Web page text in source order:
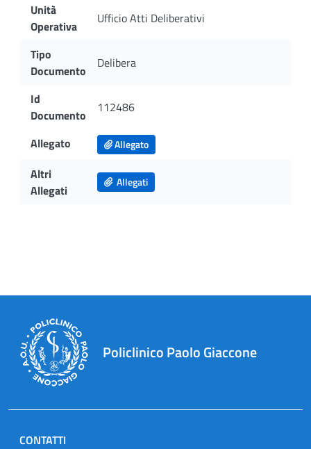
Unità
Operativa
Ufficio Atti Deliberativi
Tipo
Documento
Delibera
Id
Documento
112486
Allegato Allegato
Altri
Allegati
Allegati
Policlinico Paolo Giaccone
CONTATTI